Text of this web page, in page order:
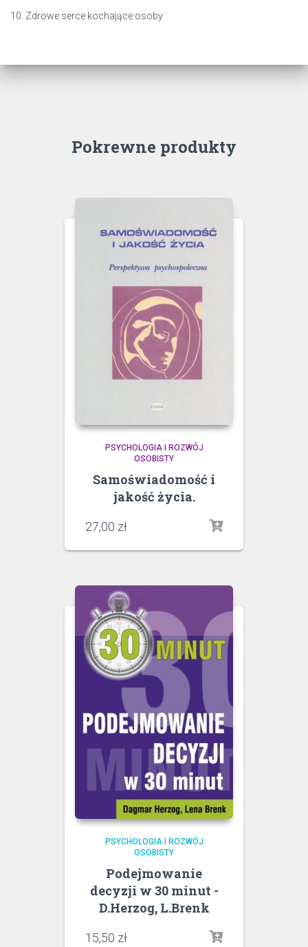
10. Zdrowe serce kochające osoby
Pokrewne produkty
PSYCHOLOGIA I ROZWÓJ
OSOBISTY
Samoświadomość i
jakość życia.
27,00 zł
PSYCHOLOGIA I ROZWÓJ
OSOBISTY
Podejmowanie
decyzji w 30 minut -
D.Herzog, L.Brenk
15,50 zł